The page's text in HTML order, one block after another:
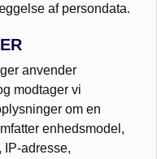
af persondata.
anvender
modtager vi
om en
enhedsmodel,
IP-adresse,